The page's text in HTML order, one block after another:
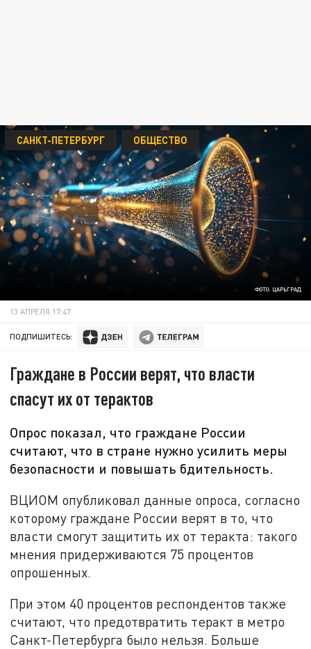
ФОТО: ЦАРЬГРАД
САНКТ-ПЕТЕРБУРГ ОБЩЕСТВО
13 АПРЕЛЯ 17:47
ПОДПИШИТЕСЬ:
Граждане в России верят, что власти
спасут их от терактов
Опрос показал, что граждане России
считают, что в стране нужно усилить меры
безопасности и повышать бдительность.
ВЦИОМ опубликовал данные опроса, согласно
которому граждане России верят в то, что
власти смогут защитить их от теракта: такого
мнения придерживаются 75 процентов
опрошенных.
При этом 40 процентов респондентов также
считают, что предотвратить теракт в метро
Санкт-Петербурга было нельзя. Больше